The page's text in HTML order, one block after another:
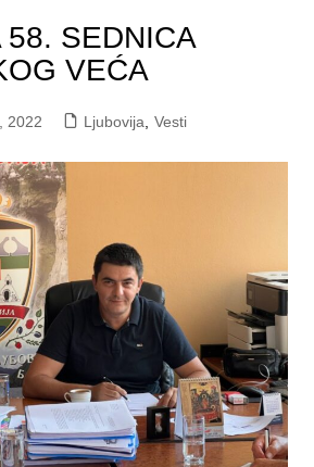
58. SEDNICA
VEĆA
2022 Ljubovija, Vesti